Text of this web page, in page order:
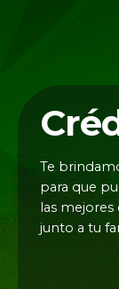
Te
para que
las
junto a tu